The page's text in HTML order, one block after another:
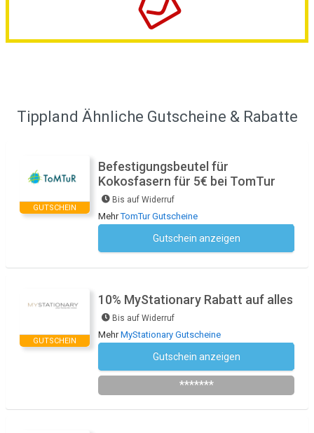
Tippland Ähnliche Gutscheine & Rabatte
GUTSCHEIN
Befestigungsbeutel für
Kokosfasern für 5€ bei TomTur
Bis auf Widerruf
MehrTomTur Gutscheine
Gutschein anzeigen
GUTSCHEIN
10% MyStationary Rabatt auf alles
Bis auf Widerruf
MehrMyStationary Gutscheine
Gutschein anzeigen
*******